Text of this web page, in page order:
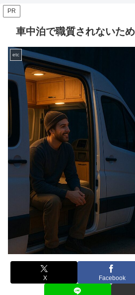
PR
車中泊で職質されないた
etc
X Facebook